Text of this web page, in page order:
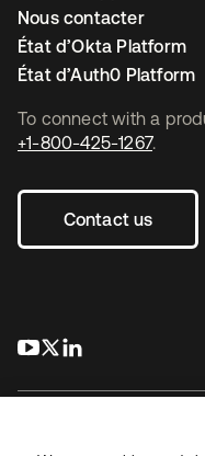
To connect with a
+1-800-425-1267.
Contact us
s’ouvre dans un
s’ouvre dans un
Nous contacter
État d’Okta Platform
État d’Auth0 Platform